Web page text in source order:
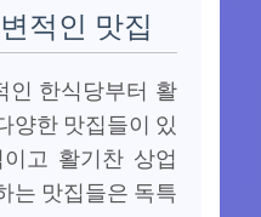
적인 맛집
인 한식당부터 활
양한 맛집들이 있
고 활기찬 상업
는 맛집들은 독특